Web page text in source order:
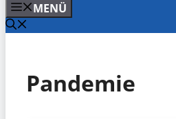
MENÜ
Pandemie